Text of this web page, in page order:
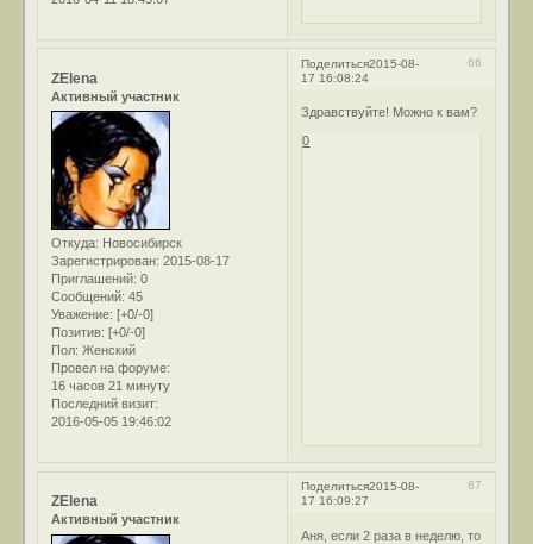
Поделиться 66
2015-08-
17 16:08:24
ZElena
Активный участник
Откуда: Новосибирск
Зарегистрирован: 2015-08-17
Приглашений: 0
Сообщений: 45
Уважение: [+0/-0]
Позитив: [+0/-0]
Пол: Женский
Провел на форуме:
16 часов 21 минуту
Последний визит:
2016-05-05 19:46:02
Здравствуйте! Можно к вам?
0
Поделиться 67
2015-08-
17 16:09:27
ZElena
Активный участник
Аня, если 2 раза в неделю, то